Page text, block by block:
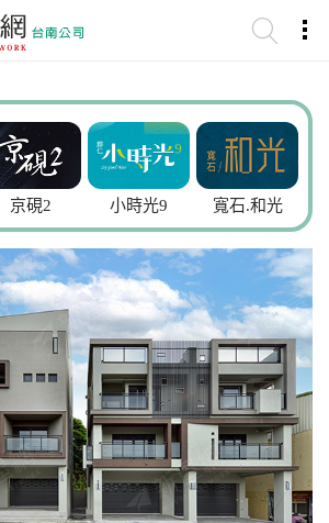
京硯2 小時光9 寬石.和光